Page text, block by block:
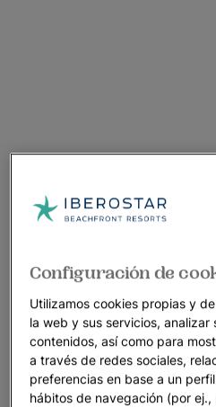
Configuración de
Utilizamos cookies propias y
la web y sus servicios,
contenidos, así como para
a través de redes sociales,
preferencias en base a un
hábitos de navegación (por